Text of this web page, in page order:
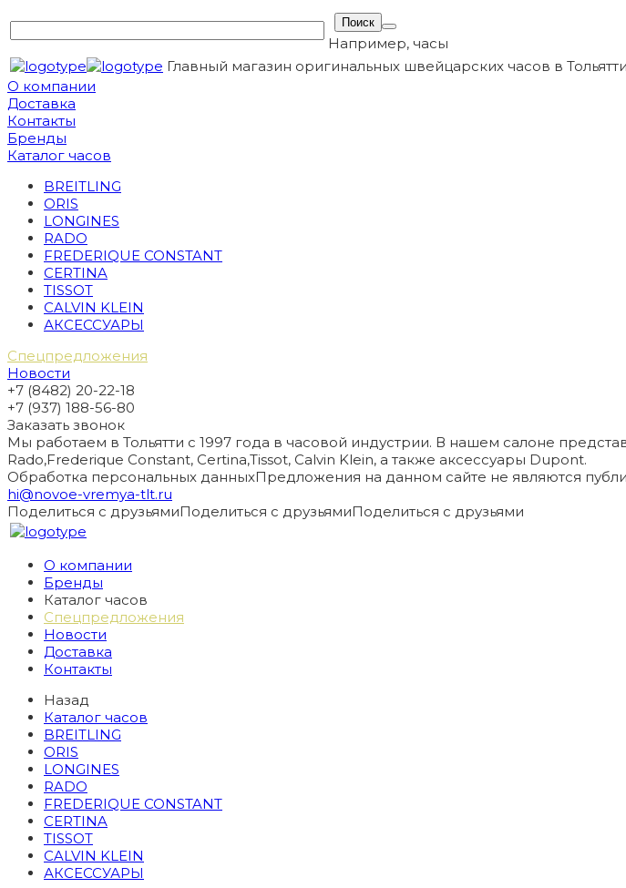
Например, часы
Главный магазин оригинальных швейцарских часов в Тольятти
О компании
Доставка
Контакты
Бренды
Каталог часов
BREITLING
ORIS
LONGINES
RADO
FREDERIQUE CONSTANT
CERTINA
TISSOT
CALVIN KLEIN
АКСЕССУАРЫ
Спецпредложения
Новости
+7 (8482) 20-22-18
+7 (937) 188-56-80
Заказать звонок
Мы работаем в Тольятти с 1997 года в часовой индустрии. В нашем салоне
Rado,Frederique Constant, Certina,Tissot, Calvin Klein, а также аксессуары Dupont.
Обработка персональных данныхПредложения на данном сайте не являются
hi@novoe-vremya-tlt.ru
Поделиться с друзьямиПоделиться с друзьямиПоделиться с друзьями
О компании
Бренды
Каталог часов
Спецпредложения
Новости
Доставка
Контакты
Назад
Каталог часов
BREITLING
ORIS
LONGINES
RADO
FREDERIQUE CONSTANT
CERTINA
TISSOT
CALVIN KLEIN
АКСЕССУАРЫ